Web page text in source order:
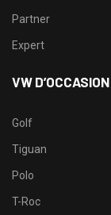
Partner
Expert
VW D’OCCASION
Golf
Tiguan
Polo
T-Roc